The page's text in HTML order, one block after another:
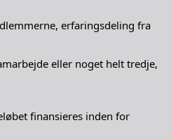
erfaringsdeling fra
eller noget helt tredje,
finansieres inden for